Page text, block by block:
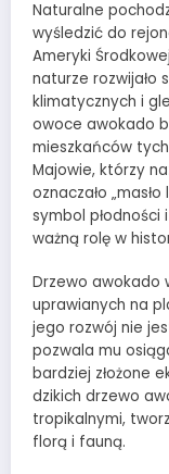
Naturalne
wyśledzić do
Ameryki
naturze rozwijało
klimatycznych i
owoce awokado
mieszkańców
Majowie, którzy
oznaczało
symbol
ważną rolę w
Drzewo awokado
uprawianych na
jego rozwój nie
pozwala mu
bardziej złożone
dzikich drzewo
tropikalnymi,
florą i fauną.